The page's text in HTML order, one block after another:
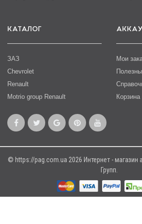
КАТАЛОГ
ЗАЗ
Chevrolet
Renault
Motrio group Renault
Мои
Корзина
© https://pag.com.ua 2026 Интернет - магазин
Групп.